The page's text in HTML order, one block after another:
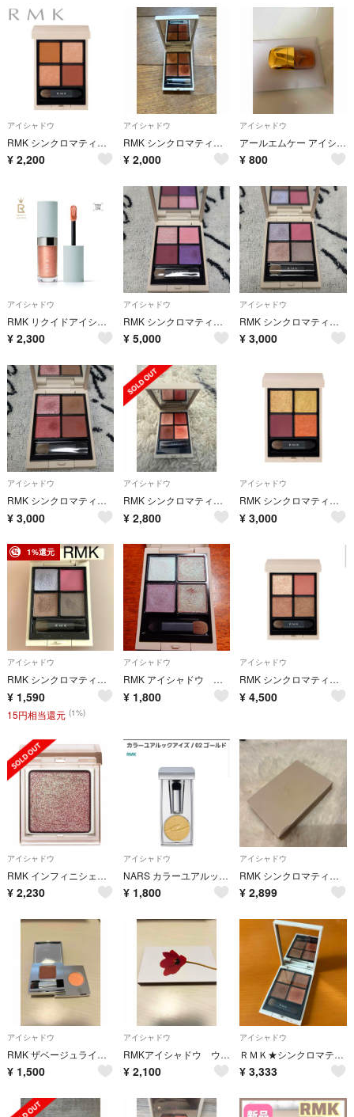
アイシャドウ
RMK シンクロマティック アイシャドウパレット EX-10 モハベミスティック 限定品
¥ 2,200
アイシャドウ
RMK シンクロマティックアイシャドゥパレット 03
¥ 2,000
アイシャドウ
アールエムケー アイシャドウ
¥ 800
アイシャドウ
RMK リクイドアイシャドウ02
¥ 2,300
アイシャドウ
RMK シンクロマティック アイシャドウパレット EX-13 パラダイス クラブ
¥ 5,000
アイシャドウ
RMK シンクロマティック アイシャドウパレット EX-11 ミスティックポンド
¥ 3,000
アイシャドウ
RMK シンクロマティック アイシャドウパレットEX-03 スイートテンパード
¥ 3,000
アイシャドウ
RMK シンクロマティック アイシャドウパレット #05 ディライトフル
¥ 2,800
アイシャドウ
RMK シンクロマティック アイシャドウパレット EX-19 ステルス ＆ スパーク
¥ 3,000
1%還元
アイシャドウ
RMK シンクロマティック アイシャドウパレット EX-11 ミスティック ポンド 残多
¥ 1,590
15円相当還元 (1%)
アイシャドウ
RMK アイシャドウ サウンドオブサハラ
¥ 1,800
アイシャドウ
RMK シンクロマティック アイシャドウパレット EX-12
¥ 4,500
アイシャドウ
RMK インフィニシェイド シングル アイシャドウ 21
¥ 2,230
アイシャドウ
NARS カラーユアルックアイズアイシャドウ／０２イエローゴールド
¥ 1,800
アイシャドウ
RMK シンクロマティックアイシャドウパレット
¥ 2,899
アイシャドウ
RMK ザベージュライブラリー アイシャドウデュオ 01スプリングスパークル
¥ 1,500
アイシャドウ
RMKアイシャドウ ウォームメモリーズ アイシャドウパレット
¥ 2,100
アイシャドウ
ＲＭＫ★シンクロマティックアイシャドウパレット★０３
¥ 3,333